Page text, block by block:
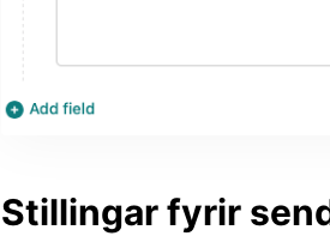
Stillingar fyrir